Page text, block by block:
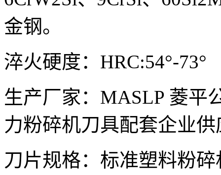
金钢。
淬火硬度：HRC:54°-73°
生产厂家：MASLP 菱平
力粉碎机刀具配套企业
刀片规格：标准塑料粉